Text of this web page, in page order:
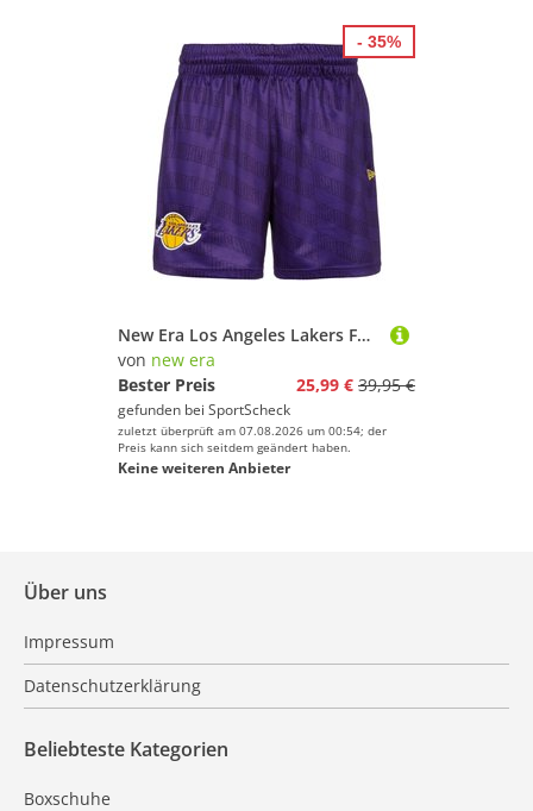
New Era Los Angeles Lakers Funktionsshorts Herren
von new era
Bester Preis
25,99 € 39,95 €
gefunden bei SportScheck
zuletzt überprüft am 07.08.2026 um 00:54; der
Preis kann sich seitdem geändert haben.
Keine weiteren Anbieter
- 35%
Über uns
Impressum
Datenschutzerklärung
Beliebteste Kategorien
Boxschuhe